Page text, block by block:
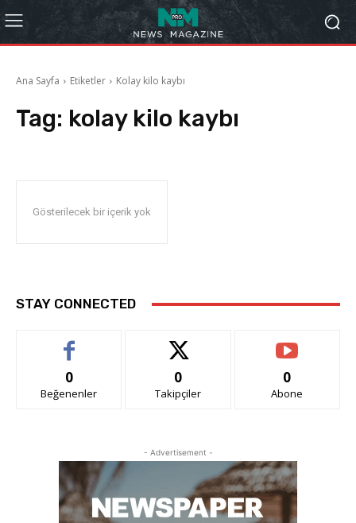
Ana Sayfa Etiketler Kolay kilo kaybı
Tag: kolay kilo kaybı
Gösterilecek bir içerik yok
STAY CONNECTED
0
Beğenenler
0
Takipçiler
0
Abone
- Advertisement -